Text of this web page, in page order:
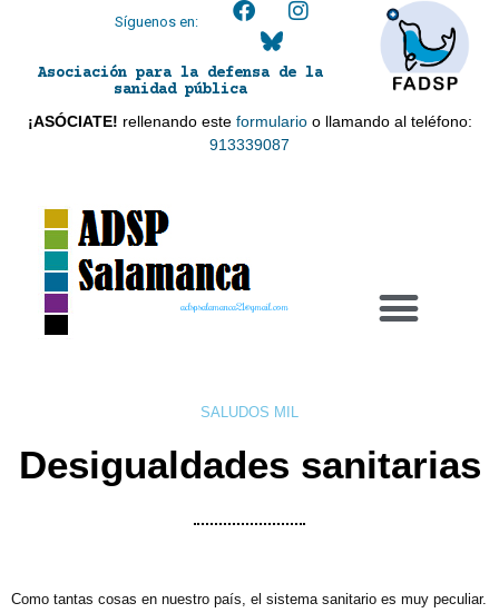
Síguenos en:
Asociación para la defensa de la
sanidad pública
¡ASÓCIATE! rellenando este formularioo llamando al teléfono:
913339087
adspsalamanca21@gmail.com
SALUDOS MIL
Desigualdades sanitarias
Como tantas cosas en nuestro país, el sistema sanitario es muy peculiar.